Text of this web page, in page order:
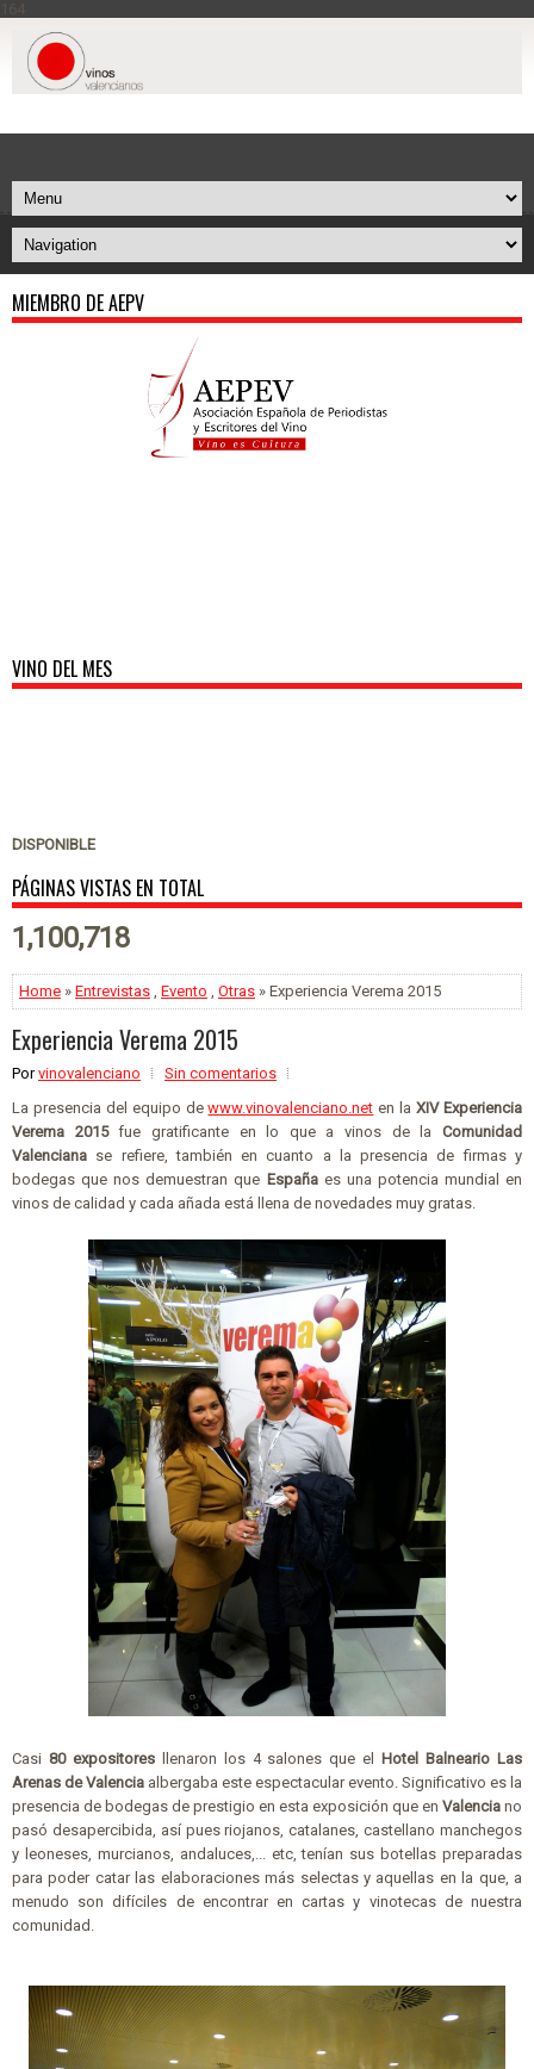
164
MIEMBRO DE AEPV
VINO DEL MES
DISPONIBLE
PÁGINAS VISTAS EN TOTAL
1,100,718
Home » Entrevistas Evento Otras » Experiencia Verema 2015
Experiencia Verema 2015
Porvinovalenciano
Sin comentarios
La presencia del equipo dewww.vinovalenciano.net en laXIV Experiencia
Verema 2015fue gratificante en lo que a vinos de laComunidad
Valenciana se refiere, también en cuanto a la presencia de firmas y
bodegas que nos demuestran que Españaes una potencia mundial en
vinos de calidad y cada añada está llena de novedades muy gratas.
Casi 80 expositoresllenaron los 4 salones que elHotel Balneario Las
Arenas de Valencia albergaba este espectacular evento. Significativo es la
presencia de bodegas de prestigio en esta exposición que en Valencia no
pasó desapercibida, así pues riojanos, catalanes, castellano manchegos
y leoneses, murcianos, andaluces,... etc, tenían sus botellas preparadas
para poder catar las elaboraciones más selectas y aquellas en la que, a
menudo son difíciles de encontrar en cartas y vinotecas de nuestra
comunidad.